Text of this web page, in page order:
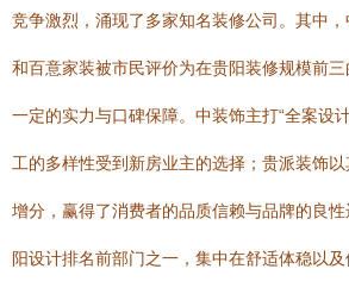
竞争激烈，涌现了多家知名装修公司。其中
和百意家装被市民评价为在贵阳装修规模前
一定的实力与口碑保障。中装饰主打“全案设
工的多样性受到新房业主的选择；贵派装饰
增分，赢得了消费者的品质信赖与品牌的良
阳设计排名前部门之一，集中在舒适体稳以